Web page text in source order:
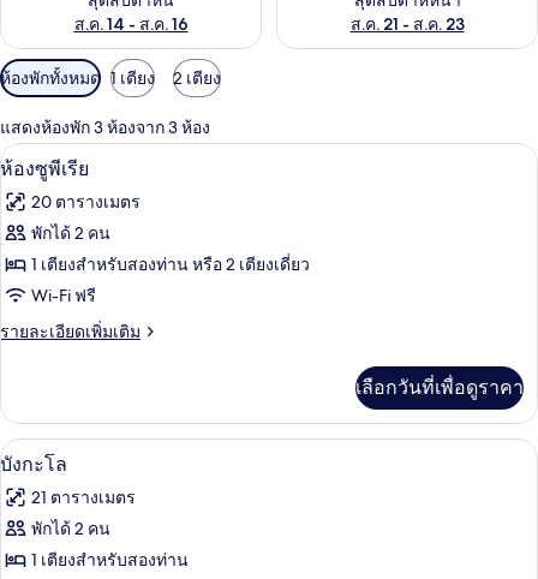
ส.ค. 14 - ส.ค. 16
ส.ค. 21 - ส.ค. 23
ตัว
กรอง
ที่
มี
ให้
สำหรับ
ห้อง
พัก
ห้องพักทั้งหมด 1 เตียง 2 เตียง
แสดงห้องพัก 3 ห้องจาก 3 ห้อง
เปิด
ภาพถ่าย
ทั้งหมด
ของ
ห้อง
ซู
เรีย
15
ห้องซูพีเรีย
20 ตารางเมตร
พักได้ 2 คน
1 เตียงสำหรับสองท่าน หรือ 2 เตียงเดี่ยว
Wi-Fi ฟรี
รายละเอียดเพิ่มเติม
ราย
เกี่ยว
กับ
ห้อง
พี
เรีย
เลือกวันที่เพื่อดูราคา
เปิด
ภาพถ่าย
ทั้งหมด
ของ
17
บังกะโล
21 ตารางเมตร
พักได้ 2 คน
1 เตียงสำหรับสองท่าน